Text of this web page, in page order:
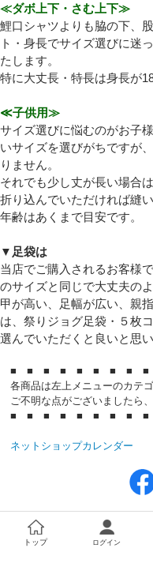
≪ダボ上下・さむ上下≫
鯉口シャツよりも脇の下、
ト・身長でサイズ選びに迷
たします。
特に大丈長・特長は身長が
≪子供用≫
サイズ選びに悩むのがお子
いサイズを選びがちですが
りません。
それでも少し丈が長い場合
折り込んでいただければ縫
年齢はあくまで目安です。
▼足袋は
当店でご購入されるお客様
のサイズと同じで大丈夫のよ
甲が高い、足幅が広い、親
は、祭りジョグ足袋・５枚
選んでいただくと良いと思い
■ ■ ■ ■ ■ ■ ■ ■ ■
各商品は左上メニューのカテ
ご不明な点がございましたら
■ ■ ■ ■ ■ ■ ■ ■
ネットショップカレンダー
トップ ログイン